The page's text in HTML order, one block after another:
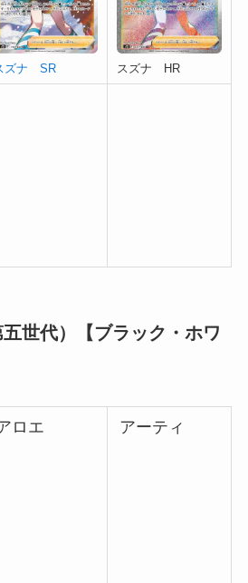
ズナ SR スズナ HR
世代）【ブラック・ホワ
ロエ アーティ